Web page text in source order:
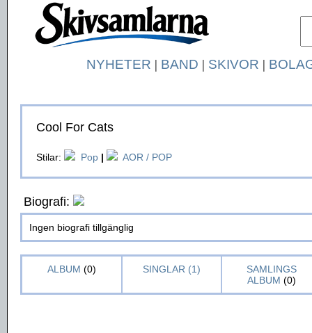
NYHETER | BAND | SKIVOR |
Cool For Cats
Stilar: Pop | AOR / POP
Biografi:
Ingen biografi tillgänglig
ALBUM (0) SINGLAR (1)
SAMLINGS
ALBUM (0)